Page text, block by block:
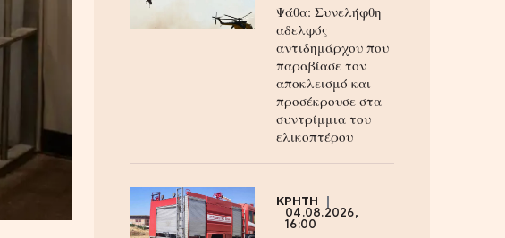
Ψάθα: Συνελήφθη
αδελφός
αντιδημάρχου που
παραβίασε τον
αποκλεισμό και
προσέκρουσε στα
συντρίμμια του
ελικοπτέρου
ΚΡΗΤΗ
04.08.2026,
16:00